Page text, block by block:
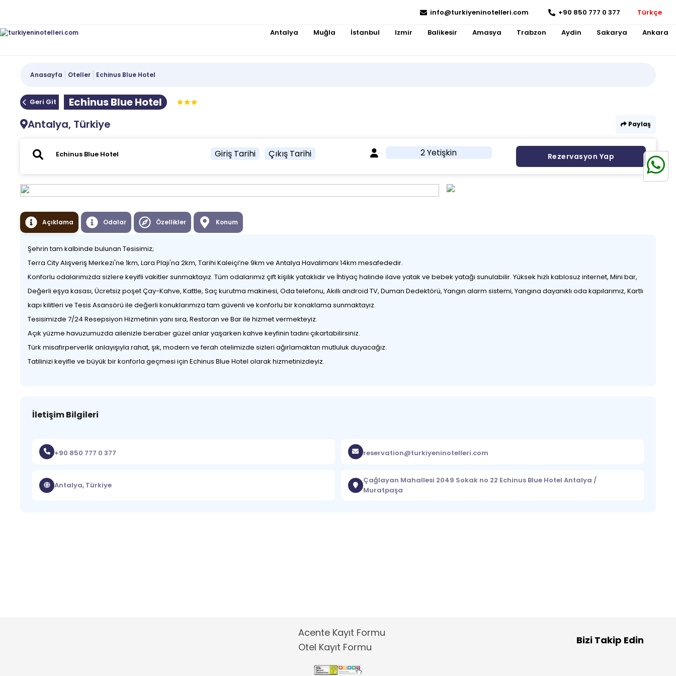
info@turkiyeninotelleri.com +90 850 777 0 377 Türkçe
Antalya Muğla İstanbul Izmir Balikesir Amasya Trabzon Aydin Sakarya Ankara
Anasayfa Oteller Echinus Blue Hotel
Geri Git
Echinus Blue Hotel
Antalya, Türkiye
Paylaş
Giriş Tarihi Çıkış Tarihi 2 Yetişkin Rezervasyon Yap
Açıklama Odalar Özellikler Konum
Şehrin tam kalbinde bulunan Tesisimiz;
Terra City Alışveriş Merkezi'ne 1km, Lara Plajı'na 2km, Tarihi Kaleiçi’ne 9km ve Antalya Havalimanı 14km mesafededir.
Konforlu odalarımızda sizlere keyifli vakitler sunmaktayız. Tüm odalarımız çift kişilik yataklıdır ve İhtiyaç halinde ilave yatak ve bebek yatağı sunulabilir. Yüksek hızlı kablosuz internet, Mini bar,
Değerli eşya kasası, Ücretsiz poşet Çay-Kahve, Kattle, Saç kurutma makinesi, Oda telefonu, Akıllı android TV, Duman Dedektörü, Yangın alarm sistemi, Yangına dayanıklı oda kapılarımız, Kartlı
kapı kilitleri ve Tesis Asansörü ile değerli konuklarımıza tam güvenli ve konforlu bir konaklama sunmaktayız.
Tesisimizde 7/24 Resepsiyon Hizmetinin yanı sıra, Restoran ve Bar ile hizmet vermekteyiz.
Açık yüzme havuzumuzda ailenizle beraber güzel anlar yaşarken kahve keyfinin tadını çıkartabilirsiniz.
Türk misafirperverlik anlayışıyla rahat, şık, modern ve ferah otelimizde sizleri ağırlamaktan mutluluk duyacağız.
Tatilinizi keyifle ve büyük bir konforla geçmesi için Echinus Blue Hotel olarak hizmetinizdeyiz.
İletişim Bilgileri
+90 850 777 0 377 reservation@turkiyeninotelleri.com
Antalya, Türkiye
Çağlayan Mahallesi 2049 Sokak no 22 Echinus Blue Hotel Antalya /
Muratpaşa
Acente Kayıt Formu
Otel Kayıt Formu
Bizi Takip Edin